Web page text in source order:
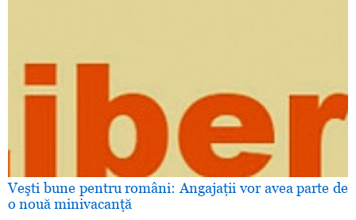
Veşti bune pentru români: Angajaţii vor avea parte de
o nouă minivacanţă